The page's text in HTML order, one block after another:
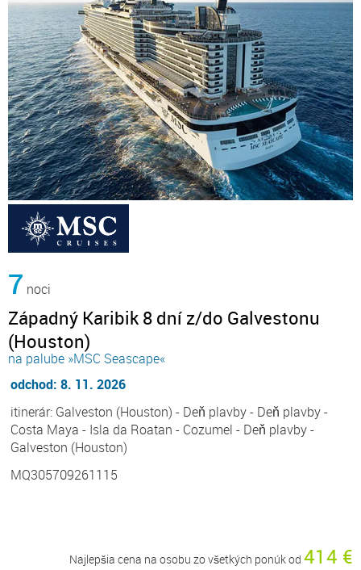
7 noci
Západný Karibik 8 dní z/do Galvestonu
(Houston)
na palube »MSC Seascape«
odchod: 8. 11. 2026
itinerár: Galveston (Houston) - Deň plavby - Deň plavby -
Costa Maya - Isla da Roatan - Cozumel - Deň plavby -
Galveston (Houston)
MQ305709261115
Najlepšia cena na osobu zo všetkých ponúk od 414 €